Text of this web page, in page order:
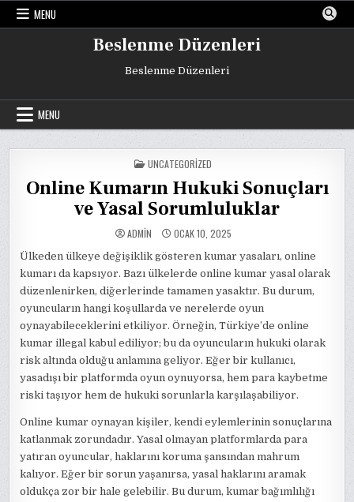
Skip
MENU
Beslenme Düzenleri
Beslenme Düzenleri
MENU
POSTED
IN
UNCATEGORIZED
Online Kumarın Hukuki Sonuçları
ve Yasal Sorumluluklar
ADMIN OCAK 10, 2025
Ülkeden ülkeye değişiklik gösteren kumar yasaları, online
kumarı da kapsıyor. Bazı ülkelerde online kumar yasal olarak
düzenlenirken, diğerlerinde tamamen yasaktır. Bu durum,
oyuncuların hangi koşullarda ve nerelerde oyun
oynayabileceklerini etkiliyor. Örneğin, Türkiye’de online
kumar illegal kabul ediliyor; bu da oyuncuların hukuki olarak
risk altında olduğu anlamına geliyor. Eğer bir kullanıcı,
yasadışı bir platformda oyun oynuyorsa, hem para kaybetme
riski taşıyor hem de hukuki sorunlarla karşılaşabiliyor.
Online kumar oynayan kişiler, kendi eylemlerinin sonuçlarına
katlanmak zorundadır. Yasal olmayan platformlarda para
yatıran oyuncular, haklarını koruma şansından mahrum
kalıyor. Eğer bir sorun yaşanırsa, yasal haklarını aramak
oldukça zor bir hale gelebilir. Bu durum, kumar bağımlılığı